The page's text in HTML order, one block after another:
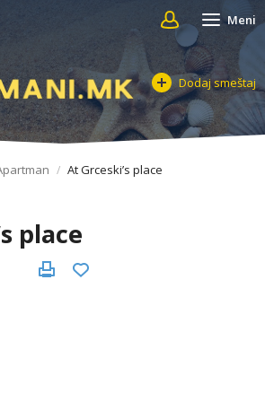
Meni
Dodaj smeštaj
At Grceski’s place
place